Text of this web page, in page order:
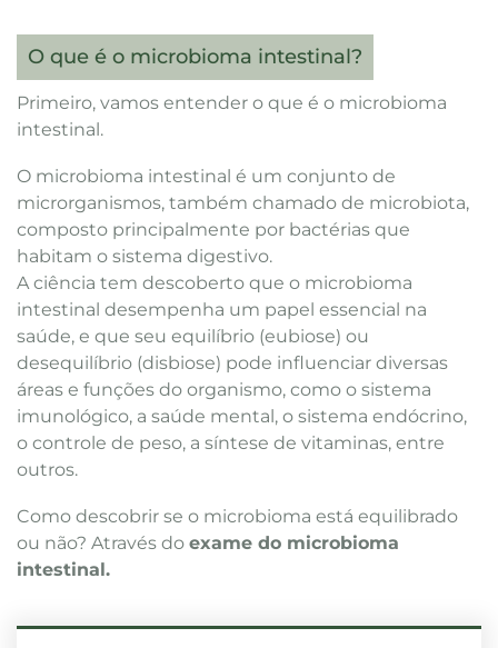
O que é o microbioma intestinal?
Primeiro, vamos entender o que é o microbioma
intestinal.
O microbioma intestinal é um conjunto de
microrganismos, também chamado de microbiota,
composto principalmente por bactérias que
habitam o sistema digestivo.
A ciência tem descoberto que o microbioma
intestinal desempenha um papel essencial na
saúde, e que seu equilíbrio (eubiose) ou
desequilíbrio (disbiose) pode influenciar diversas
áreas e funções do organismo, como o sistema
imunológico, a saúde mental, o sistema endócrino,
o controle de peso, a síntese de vitaminas, entre
outros.
Como descobrir se o microbioma está equilibrado
ou não? Através do exame do microbioma
intestinal.